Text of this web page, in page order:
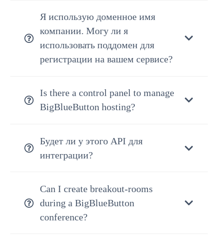
Я использую доменное имя
компании. Могу ли я
использовать поддомен для
регистрации на вашем сервисе?
Is there a control panel to manage
BigBlueButton hosting?
Будет ли у этого API для
интеграции?
Can I create breakout-rooms
during a BigBlueButton
conference?